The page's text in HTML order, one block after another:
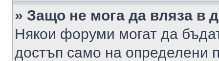
» Защо не мога да вляза в
Някои форуми могат да
достъп само на определени